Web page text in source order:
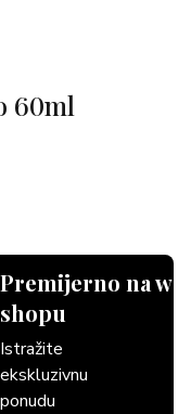
60ml
Premijerno na
shopu
Istražite
ekskluzivnu
ponudu